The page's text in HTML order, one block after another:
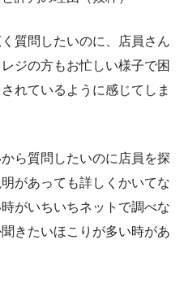
質問したいのに、店員さん
ジの方もお忙しい様子で困
れているように感じてしま
ら質問したいのに店員を探
があっても詳しくかいてな
がいちいちネットで調べな
きたいほこりが多い時があ